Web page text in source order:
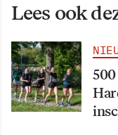
Lees ook